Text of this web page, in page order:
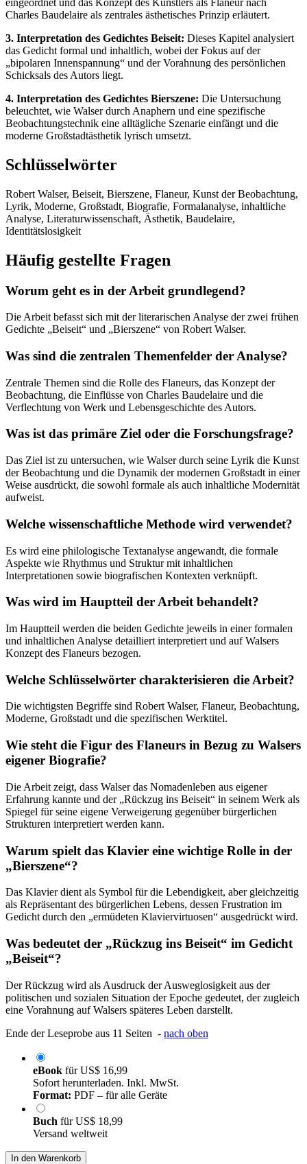
eingeordnet und das Konzept des Künstlers als Flaneur nach
Charles Baudelaire als zentrales ästhetisches Prinzip erläutert.
3. Interpretation des Gedichtes Beiseit: Dieses Kapitel analysiert
das Gedicht formal und inhaltlich, wobei der Fokus auf der
„bipolaren Innenspannung“ und der Vorahnung des persönlichen
Schicksals des Autors liegt.
4. Interpretation des Gedichtes Bierszene: Die Untersuchung
beleuchtet, wie Walser durch Anaphern und eine spezifische
Beobachtungstechnik eine alltägliche Szenarie einfängt und die
moderne Großstadtästhetik lyrisch umsetzt.
Schlüsselwörter
Robert Walser, Beiseit, Bierszene, Flaneur, Kunst der Beobachtung,
Lyrik, Moderne, Großstadt, Biografie, Formalanalyse, inhaltliche
Analyse, Literaturwissenschaft, Ästhetik, Baudelaire,
Identitätslosigkeit
Häufig gestellte Fragen
Worum geht es in der Arbeit grundlegend?
Die Arbeit befasst sich mit der literarischen Analyse der zwei frühen
Gedichte „Beiseit“ und „Bierszene“ von Robert Walser.
Was sind die zentralen Themenfelder der Analyse?
Zentrale Themen sind die Rolle des Flaneurs, das Konzept der
Beobachtung, die Einflüsse von Charles Baudelaire und die
Verflechtung von Werk und Lebensgeschichte des Autors.
Was ist das primäre Ziel oder die Forschungsfrage?
Das Ziel ist zu untersuchen, wie Walser durch seine Lyrik die Kunst
der Beobachtung und die Dynamik der modernen Großstadt in einer
Weise ausdrückt, die sowohl formale als auch inhaltliche Modernität
aufweist.
Welche wissenschaftliche Methode wird verwendet?
Es wird eine philologische Textanalyse angewandt, die formale
Aspekte wie Rhythmus und Struktur mit inhaltlichen
Interpretationen sowie biografischen Kontexten verknüpft.
Was wird im Hauptteil der Arbeit behandelt?
Im Hauptteil werden die beiden Gedichte jeweils in einer formalen
und inhaltlichen Analyse detailliert interpretiert und auf Walsers
Konzept des Flaneurs bezogen.
Welche Schlüsselwörter charakterisieren die Arbeit?
Die wichtigsten Begriffe sind Robert Walser, Flaneur, Beobachtung,
Moderne, Großstadt und die spezifischen Werktitel.
Wie steht die Figur des Flaneurs in Bezug zu Walsers
eigener Biografie?
Die Arbeit zeigt, dass Walser das Nomadenleben aus eigener
Erfahrung kannte und der „Rückzug ins Beiseit“ in seinem Werk als
Spiegel für seine eigene Verweigerung gegenüber bürgerlichen
Strukturen interpretiert werden kann.
Warum spielt das Klavier eine wichtige Rolle in der
„Bierszene“?
Das Klavier dient als Symbol für die Lebendigkeit, aber gleichzeitig
als Repräsentant des bürgerlichen Lebens, dessen Frustration im
Gedicht durch den „ermüdeten Klaviervirtuosen“ ausgedrückt wird.
Was bedeutet der „Rückzug ins Beiseit“ im Gedicht
„Beiseit“?
Der Rückzug wird als Ausdruck der Ausweglosigkeit aus der
politischen und sozialen Situation der Epoche gedeutet, der zugleich
eine Vorahnung auf Walsers späteres Leben darstellt.
Ende der Leseprobe aus 11 Seiten - nach oben
eBook fürUS$ 16,99
Sofort herunterladen. Inkl. MwSt.
Format: PDF – für alle Geräte
Buch fürUS$ 18,99
Versand weltweit
In den Warenkorb